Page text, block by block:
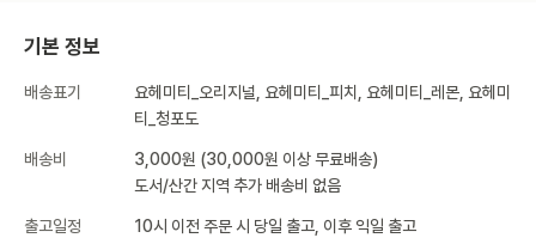
기본 정보
배송표기
요헤미티_오리지널, 요헤미티_피치, 요헤미티_레몬, 요헤미
티_청포도
배송비
3,000원 (30,000원 이상 무료배송)
도서/산간 지역 추가 배송비 없음
출고일정 10시 이전 주문 시 당일 출고, 이후 익일 출고